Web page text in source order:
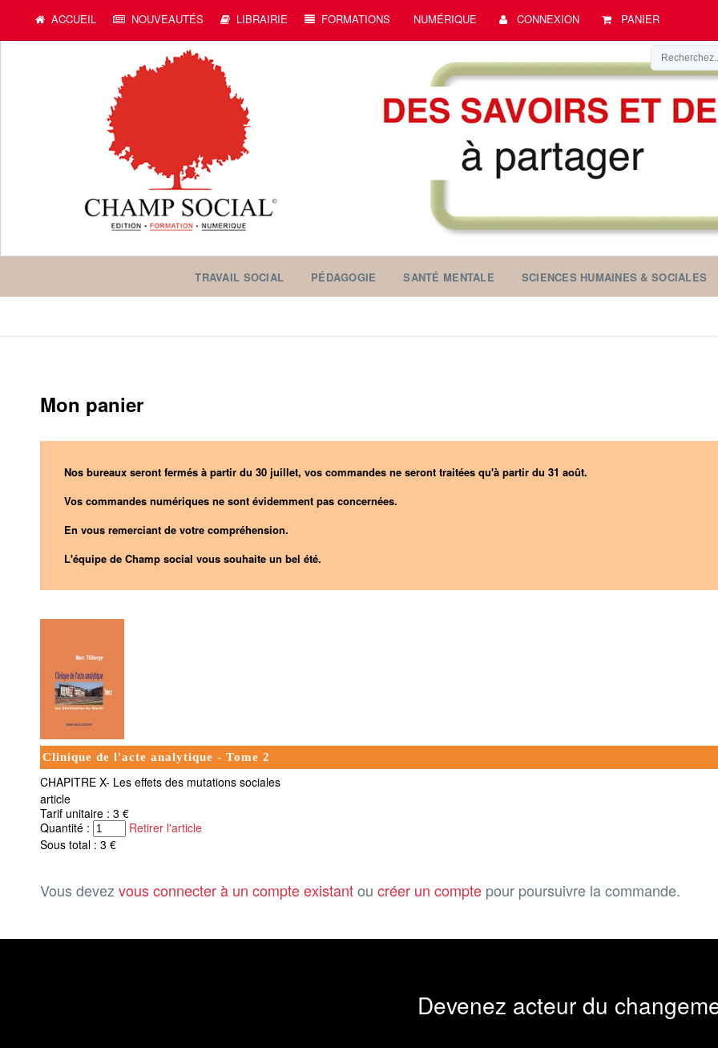
ACCUEIL NOUVEAUTÉS LIBRAIRIE FORMATIONS NUMÉRIQUE CONNEXION PANIER
TRAVAIL SOCIAL PÉDAGOGIE SANTÉ MENTALE SCIENCES HUMAINES & SOCIALES
Mon panier
Nos bureaux seront fermés à partir du 30 juillet, vos commandes ne seront traitées qu'à partir du 31 août.
Vos commandes numériques ne sont évidemment pas concernées.
En vous remerciant de votre compréhension.
L'équipe de Champ social vous souhaite un bel été.
Clinique de l'acte analytique - Tome 2
CHAPITRE X- Les effets des mutations sociales
article
Tarif unitaire : 3 €
Quantité :
Retirer l'article
Sous total : 3 €
Vous devezvous connecter à un compte existantou créer un compte pour poursuivre la commande.
Devenez acteur du